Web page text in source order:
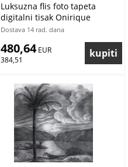
Luksuzna flis foto tapeta
digitalni tisak Onirique
OND22092 | 300 x 300 cm |
Dostava 14 rad. dana
480,64 EUR
384,51